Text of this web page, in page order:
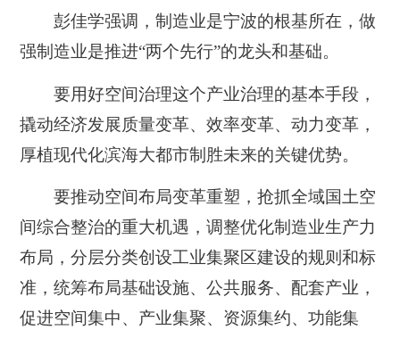
彭佳学强调，制造业是宁波的根基所在，做
强制造业是推进“两个先行”的龙头和基础。
要用好空间治理这个产业治理的基本手段，
撬动经济发展质量变革、效率变革、动力变革，
厚植现代化滨海大都市制胜未来的关键优势。
要推动空间布局变革重塑，抢抓全域国土空
间综合整治的重大机遇，调整优化制造业生产力
布局，分层分类创设工业集聚区建设的规则和标
准，统筹布局基础设施、公共服务、配套产业，
促进空间集中、产业集聚、资源集约、功能集